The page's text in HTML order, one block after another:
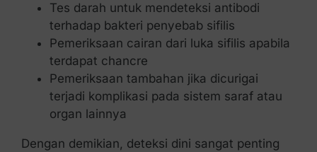
Tes darah untuk mendeteksi antibodi
terhadap bakteri penyebab sifilis
Pemeriksaan cairan dari luka sifilis apabila
terdapat chancre
Pemeriksaan tambahan jika dicurigai
terjadi komplikasi pada sistem saraf atau
organ lainnya
Dengan demikian, deteksi dini sangat penting